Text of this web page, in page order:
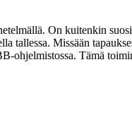
On kuitenkin
tallessa. Missään
ohjelmistossa. Tämä